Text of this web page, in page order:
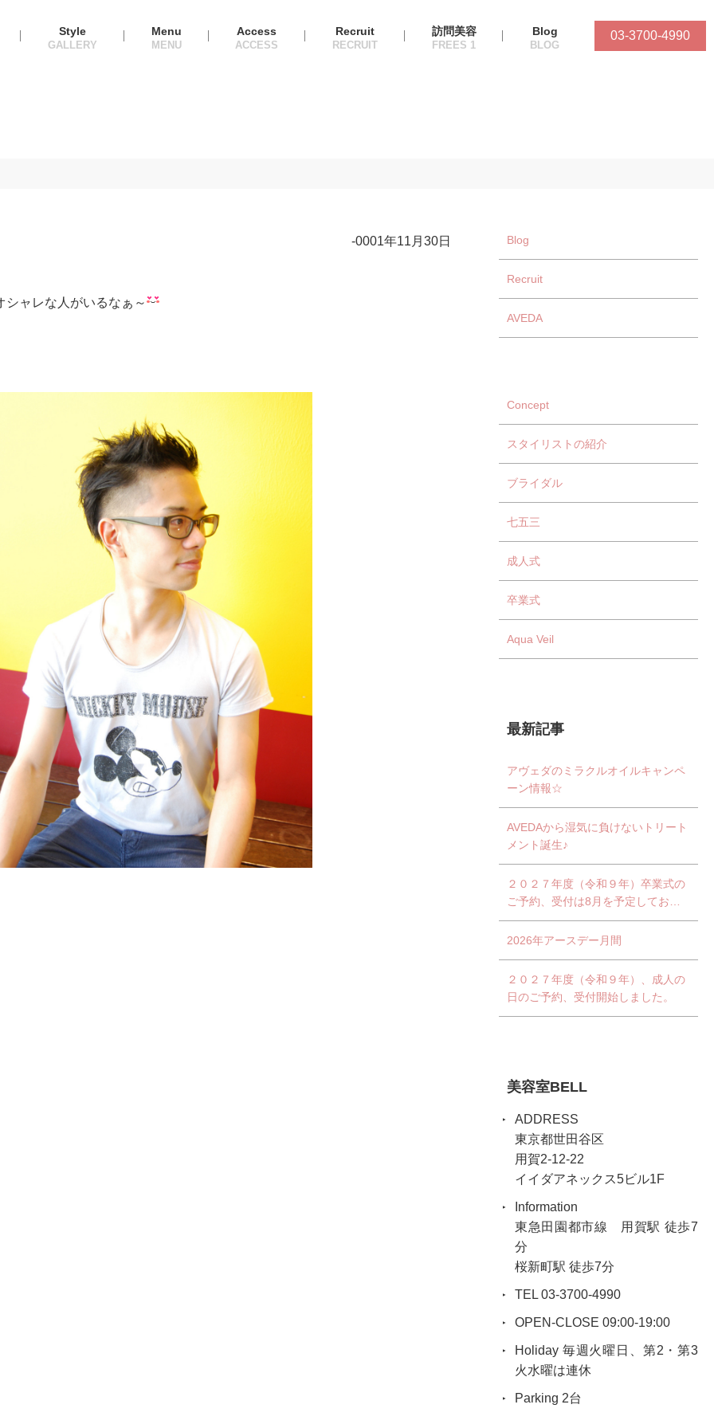
Style Menu Access Recruit 訪問美容 Blog 03-3700-4990
-0001年11月30日
ャレな人がいるなぁ～
Blog
Recruit
AVEDA
Concept
スタイリストの紹介
ブライダル
七五三
成人式
卒業式
Aqua Veil
最新記事
アヴェダのミラクルオイルキャンペ
ーン情報☆
AVEDAから湿気に負けないトリート
メント誕生♪
２０２７年度（令和９年）卒業式の
ご予約、受付は8月を予定しており
ます。
2026年アースデー月間
２０２７年度（令和９年）、成人の
日のご予約、受付開始しました。
美容室BELL
ADDRESS
東京都世田谷区
用賀2-12-22
イイダアネックス5ビル1F
Information
東急田園都市線 用賀駅 徒歩7
分
桜新町駅 徒歩7分
TEL 03-3700-4990
OPEN-CLOSE 09:00-19:00
Holiday 毎週火曜日、第2・第3
火水曜は連休
Parking 2台